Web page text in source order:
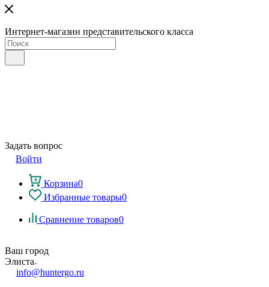
Интернет-магазин представительского класса
Задать вопрос
Войти
Корзина0
Избранные товары0
Сравнение товаров0
Ваш город
Элиста
info@huntergo.ru